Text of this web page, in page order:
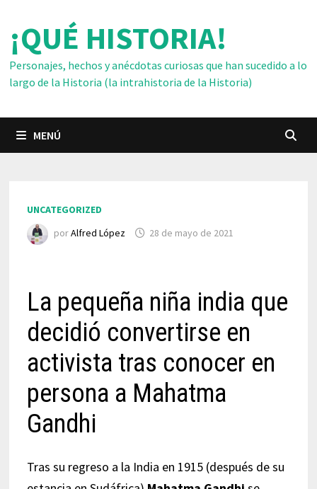
contenido
¡QUÉ HISTORIA!
Personajes, hechos y anécdotas curiosas que han sucedido a lo
largo de la Historia (la intrahistoria de la Historia)
MENÚ
UNCATEGORIZED
porAlfred López 28 de mayo de 2021
La pequeña niña india que
decidió convertirse en
activista tras conocer en
persona a Mahatma
Gandhi
Tras su regreso a la India en 1915 (después de su